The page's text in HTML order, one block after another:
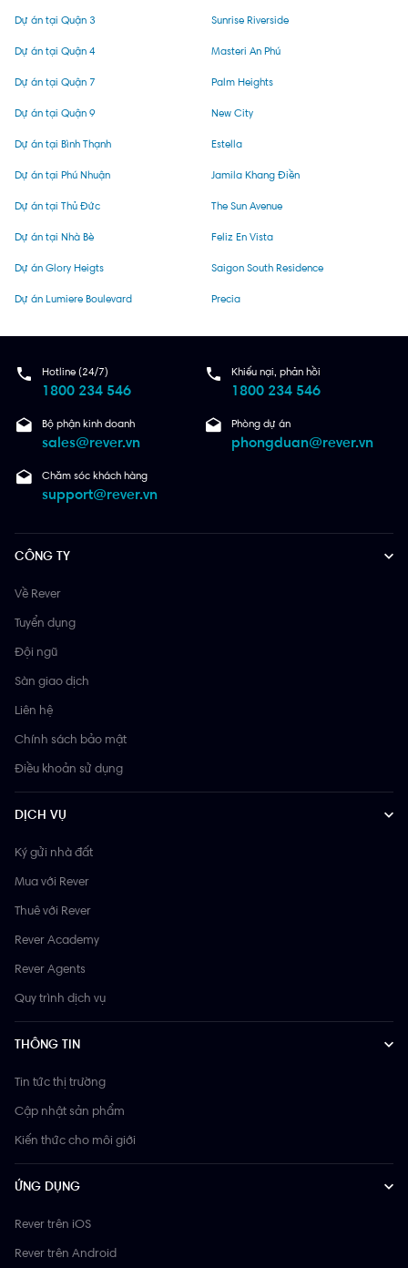
Dự án tại Quận 3
Dự án tại Quận 4
Dự án tại Quận 7
Dự án tại Quận 9
Dự án tại Bình Thạnh
Dự án tại Phú Nhuận
Dự án tại Thủ Đức
Dự án tại Nhà Bè
Dự án Glory Heigts
Dự án Lumiere Boulevard
Sunrise Riverside
Masteri An Phú
Palm Heights
New City
Estella
Jamila Khang Điền
The Sun Avenue
Feliz En Vista
Saigon South Residence
Precia
Hotline (24/7)
1800 234 546
Khiếu nại, phản hồi
1800 234 546
Bộ phận kinh doanh
sales@rever.vn
Phòng dự án
phongduan@rever.vn
Chăm sóc khách hàng
support@rever.vn
CÔNG TY
Về Rever
Tuyển dụng
Đội ngũ
Sàn giao dịch
Liên hệ
Chính sách bảo mật
Điều khoản sử dụng
DỊCH VỤ
Ký gửi nhà đất
Mua với Rever
Thuê với Rever
Rever Academy
Rever Agents
Quy trình dịch vụ
THÔNG TIN
Tin tức thị trường
Cập nhật sản phẩm
Kiến thức cho môi giới
ỨNG DỤNG
Rever trên iOS
Rever trên Android